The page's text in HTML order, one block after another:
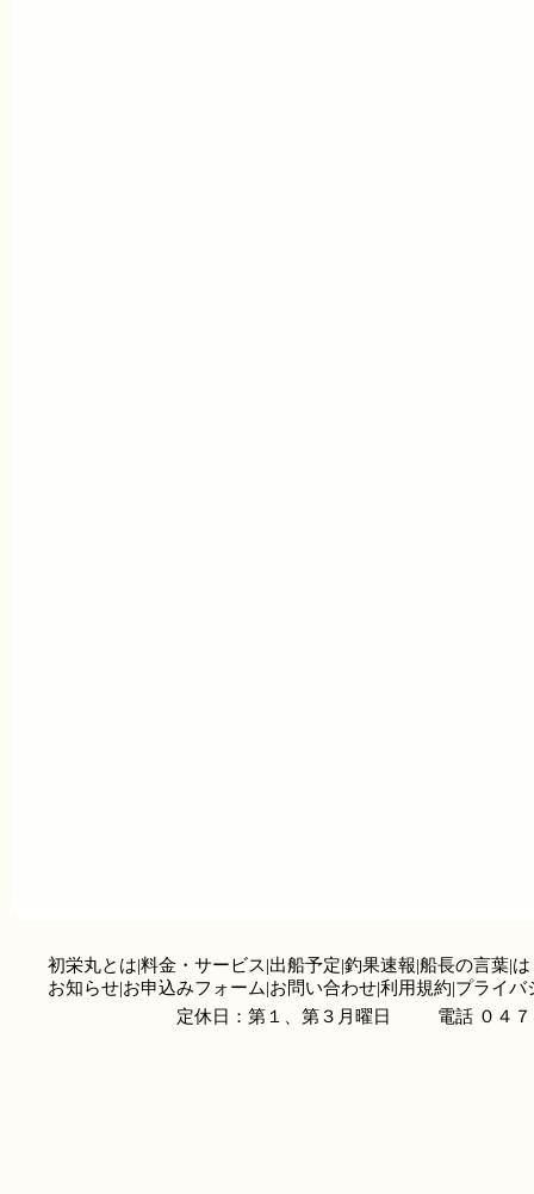
初栄丸とは|料金・サービス|出船予定|釣果速報|船長の言葉|
お知らせ|お申込みフォーム|お問い合わせ|利用規約|プライバ
定休日：第１、第３月曜日
電話 ０４